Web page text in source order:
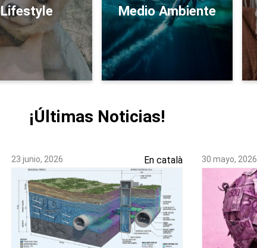
Lifestyle Medio Ambiente
¡Últimas Noticias!
23 junio, 2026 En català 30 mayo, 2026